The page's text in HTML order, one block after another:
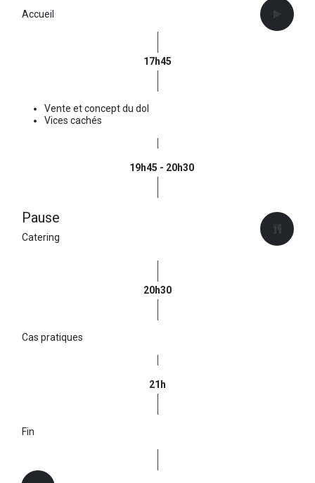
Accueil
17h45
Vente et concept du dol
Vices cachés
19h45 - 20h30
Pause
Catering
20h30
Cas pratiques
21h
Fin